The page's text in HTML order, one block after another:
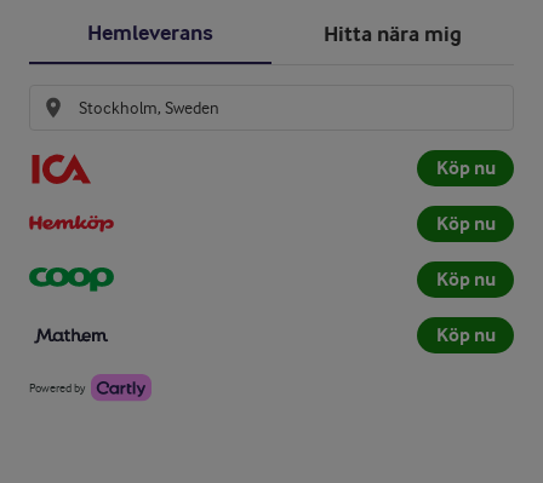
Hemleverans Hitta nära mig
Köp nu
Köp nu
Köp nu
Köp nu
Powered by